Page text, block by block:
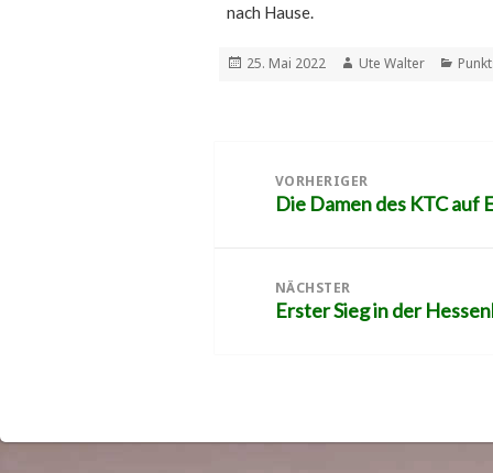
nach Hause.
Veröffentlicht
25. Mai 2022 Autor
Ute Walter
VORHERIGER
Vorheriger
Die Damen des KTC auf
NÄCHSTER
Nächster
Erster Sieg in der